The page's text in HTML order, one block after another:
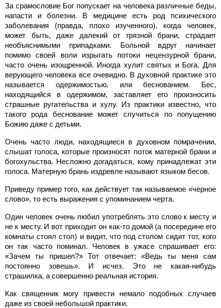
За срамословие Бог попускает на человека различные беды,
напасти и болезни. В медицине есть род психического
заболевания (правда, плохо изученного), когда человек,
может быть, даже далекий от грязной брани, страдает
необъяснимыми припадками. Больной вдруг начинает
помимо своей воли изрыгать потоки нецензурной брани,
часто очень изощренной. Иногда хулит святых и Бога. Для
верующего человека все очевидно. В духовной практике это
называется одержимостью, или беснованием. Бес,
находящийся в одержимом, заставляет его произносить
страшные ругательства и хулу. Из практики известно, что
такого рода беснование может случиться по попущению
Божию даже с детьми.
Очень часто люди, находящиеся в духовном помрачении,
слышат голоса, которые произносят поток матерной брани и
богохульства. Несложно догадаться, кому принадлежат эти
голоса. Матерную брань издревле называют языком бесов.
Приведу пример того, как действует так называемое «черное
слово», то есть выражения с упоминанием черта.
Один человек очень любил употреблять это слово к месту и
не к месту. И вот приходит он как-то домой (а посередине его
комнаты стоял стол) и видит, что под столом сидит тот, кого
он так часто поминал. Человек в ужасе спрашивает его:
«Зачем ты пришел?» Тот отвечает: «Ведь ты меня сам
постоянно зовешь». И исчез. Это не какая-нибудь
страшилка, а совершенно реальная история.
Как священник могу привести немало подобных случаев
даже из своей небольшой практики.